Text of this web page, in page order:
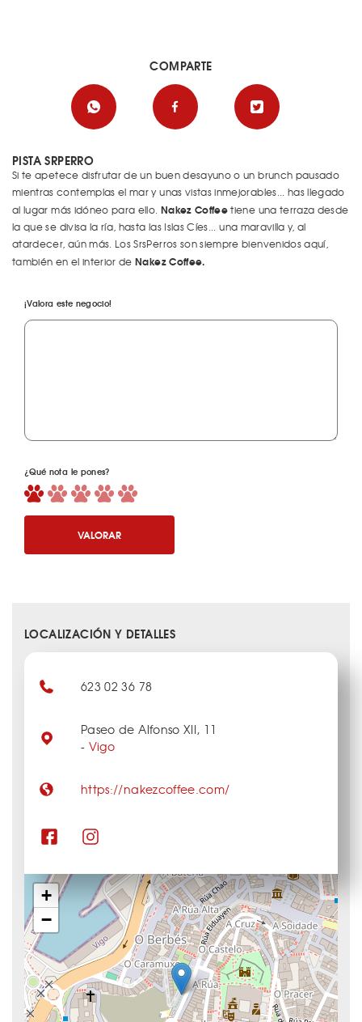
PISTA SRPERRO
Si te apetece disfrutar de un buen desayuno o un brunch pausado
mientras contemplas el mar y unas vistas inmejorables... has llegado
al lugar más idóneo para ello. Nakez Coffeetiene una terraza desde
la que se divisa la ría, hasta las Islas Cíes... una maravilla y, al
atardecer, aún más. Los SrsPerros son siempre bienvenidos aquí,
también en el interior deNakez Coffee.
¡Valora este negocio!
¿Qué nota le pones?
VALORAR
COMPARTE
LOCALIZACIÓN Y DETALLES
+
−
623 02 36 78
Paseo de Alfonso XII, 11
- Vigo
https://nakezcoffee.com/